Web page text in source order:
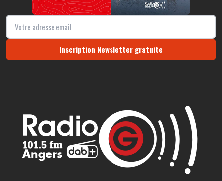
Inscription Newsletter gratuite